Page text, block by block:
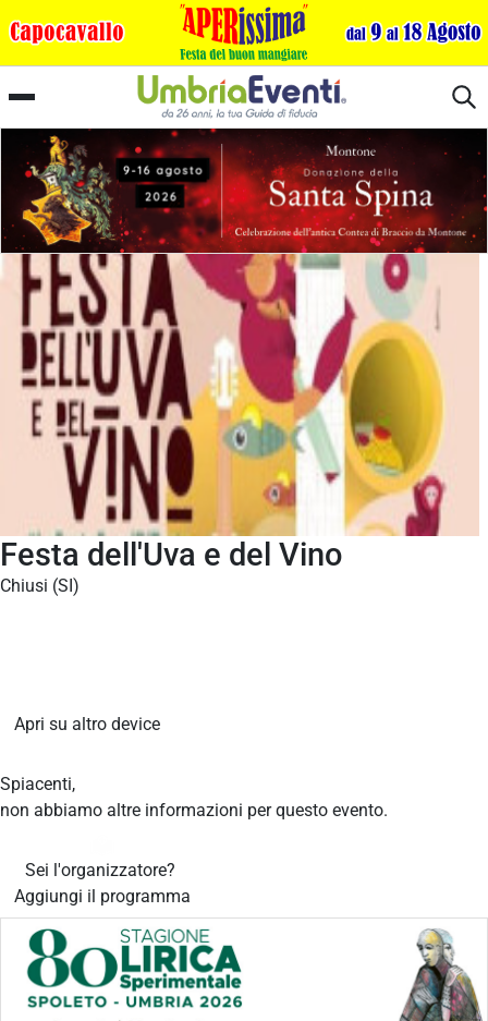
Festa dell'Uva e del Vino
Chiusi (SI)
Apri su altro device
Spiacenti,
non abbiamo altre informazioni per questo evento.
Sei l'organizzatore?
Aggiungi il programma